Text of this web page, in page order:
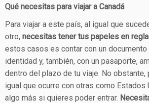
Qué necesitas para viajar a Canadá
Para viajar a este país, al igual que
otro, necesitas tener tus papeles en regla
estos casos es contar con un documento
identidad y, también, con un pasaporte,
dentro del plazo de tu viaje. No obstante,
igual que ocurre con otras como Estados
algo más si quieres poder entrar.